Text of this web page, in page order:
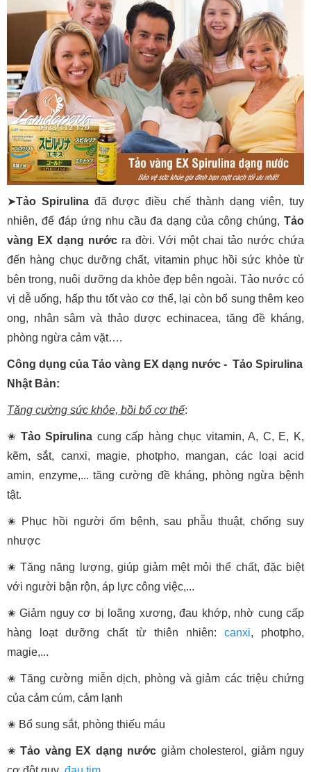
➤Tảo Spirulina đã được điều chế thành dạng viên, tuy
nhiên, để đáp ứng nhu cầu đa dạng của công chúng, Tảo
vàng EX dạng nước ra đời. Với một chai tảo nước chứa
đến hàng chục dưỡng chất, vitamin phục hồi sức khỏe từ
bên trong, nuôi dưỡng da khỏe đẹp bên ngoài. Tảo nước có
vị dễ uống, hấp thu tốt vào cơ thể, lại còn bổ sung thêm keo
ong, nhân sâm và thảo dược echinacea, tăng đề kháng,
phòng ngừa cảm vặt….
Công dụng của Tảo vàng EX dạng nước - Tảo Spirulina
Nhật Bản:
Tăng cường sức khỏe, bồi bổ cơ thể:
✬ Tảo Spirulina cung cấp hàng chục vitamin, A, C, E, K,
kẽm, sắt, canxi, magie, photpho, mangan, các loại acid
amin, enzyme,... tăng cường đề kháng, phòng ngừa bệnh
tật.
✬ Phục hồi người ốm bệnh, sau phẫu thuật, chống suy
nhược
✬ Tăng năng lượng, giúp giảm mệt mỏi thể chất, đặc biệt
với người bận rộn, áp lực công việc,...
✬ Giảm nguy cơ bị loãng xương, đau khớp, nhờ cung cấp
hàng loạt dưỡng chất từ thiên nhiên: canxi, photpho,
magie,...
✬ Tăng cường miễn dịch, phòng và giảm các triệu chứng
của cảm cúm, cảm lạnh
✬ Bổ sung sắt, phòng thiếu máu
✬Tảo vàng EX dạng nước giảm cholesterol, giảm nguy